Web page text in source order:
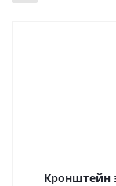
Кронштейн